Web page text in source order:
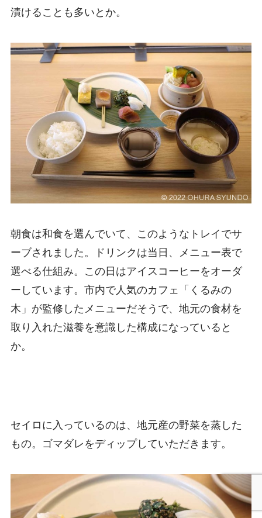
漬けることも多いとか。
朝食は和食を選んでいて、このようなトレイでサ
ーブされました。ドリンクは当日、メニュー表で
選べる仕組み。この日はアイスコーヒーをオーダ
ーしています。市内で人気のカフェ「くるみの
木」が監修したメニューだそうで、地元の食材を
取り入れた滋養を意識した構成になっていると
か。
セイロに入っているのは、地元産の野菜を蒸した
もの。ゴマダレをディップしていただきます。